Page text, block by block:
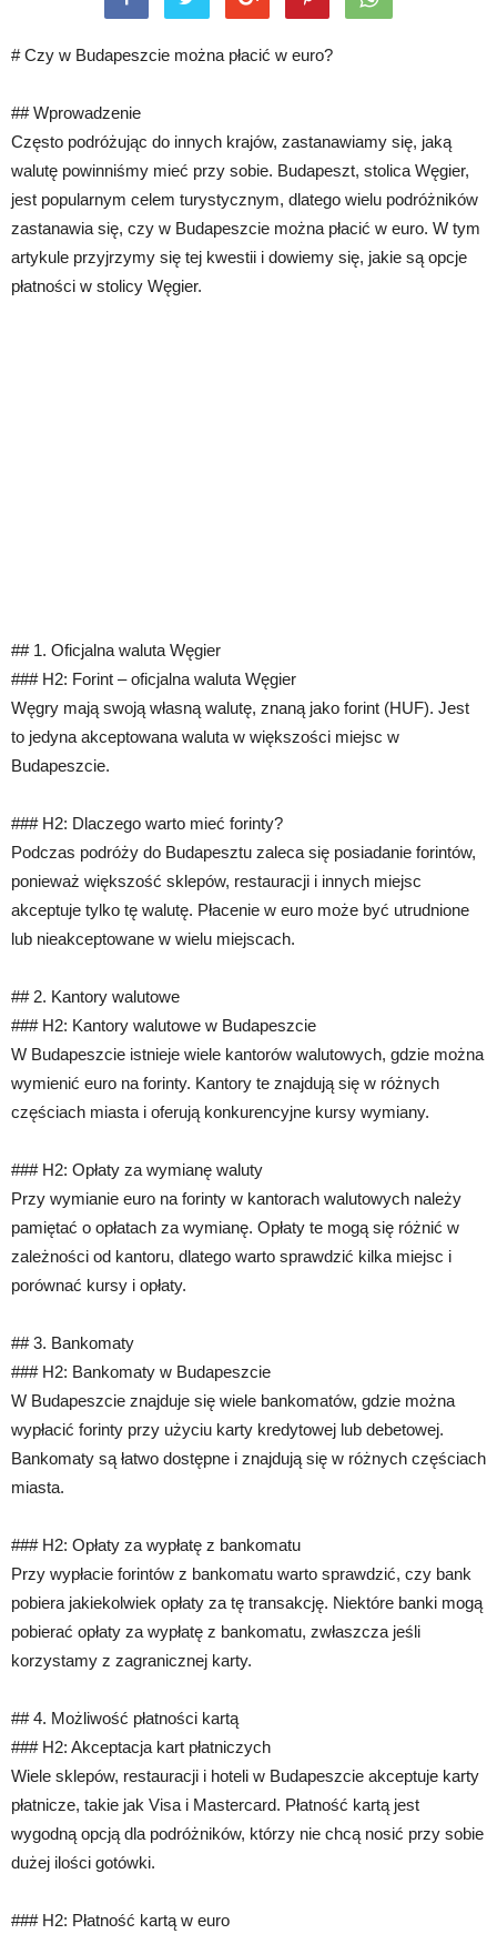
# Czy w Budapeszcie można płacić w euro?
## Wprowadzenie
Często podróżując do innych krajów, zastanawiamy się, jaką
walutę powinniśmy mieć przy sobie. Budapeszt, stolica Węgier,
jest popularnym celem turystycznym, dlatego wielu podróżników
zastanawia się, czy w Budapeszcie można płacić w euro. W tym
artykule przyjrzymy się tej kwestii i dowiemy się, jakie są opcje
płatności w stolicy Węgier.
## 1. Oficjalna waluta Węgier
### H2: Forint – oficjalna waluta Węgier
Węgry mają swoją własną walutę, znaną jako forint (HUF). Jest
to jedyna akceptowana waluta w większości miejsc w
Budapeszcie.
### H2: Dlaczego warto mieć forinty?
Podczas podróży do Budapesztu zaleca się posiadanie forintów,
ponieważ większość sklepów, restauracji i innych miejsc
akceptuje tylko tę walutę. Płacenie w euro może być utrudnione
lub nieakceptowane w wielu miejscach.
## 2. Kantory walutowe
### H2: Kantory walutowe w Budapeszcie
W Budapeszcie istnieje wiele kantorów walutowych, gdzie można
wymienić euro na forinty. Kantory te znajdują się w różnych
częściach miasta i oferują konkurencyjne kursy wymiany.
### H2: Opłaty za wymianę waluty
Przy wymianie euro na forinty w kantorach walutowych należy
pamiętać o opłatach za wymianę. Opłaty te mogą się różnić w
zależności od kantoru, dlatego warto sprawdzić kilka miejsc i
porównać kursy i opłaty.
## 3. Bankomaty
### H2: Bankomaty w Budapeszcie
W Budapeszcie znajduje się wiele bankomatów, gdzie można
wypłacić forinty przy użyciu karty kredytowej lub debetowej.
Bankomaty są łatwo dostępne i znajdują się w różnych częściach
miasta.
### H2: Opłaty za wypłatę z bankomatu
Przy wypłacie forintów z bankomatu warto sprawdzić, czy bank
pobiera jakiekolwiek opłaty za tę transakcję. Niektóre banki mogą
pobierać opłaty za wypłatę z bankomatu, zwłaszcza jeśli
korzystamy z zagranicznej karty.
## 4. Możliwość płatności kartą
### H2: Akceptacja kart płatniczych
Wiele sklepów, restauracji i hoteli w Budapeszcie akceptuje karty
płatnicze, takie jak Visa i Mastercard. Płatność kartą jest
wygodną opcją dla podróżników, którzy nie chcą nosić przy sobie
dużej ilości gotówki.
### H2: Płatność kartą w euro